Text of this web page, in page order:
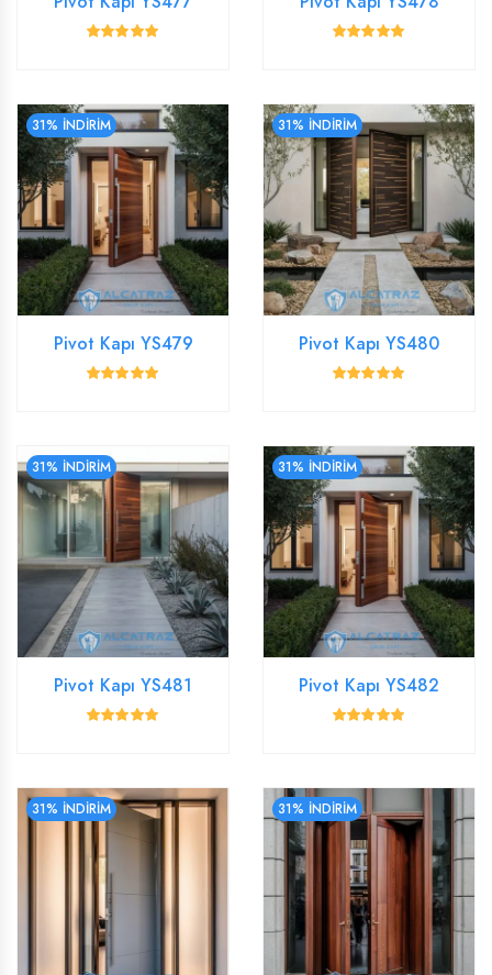
31% İNDİRİM
Pivot Kapı YS479
31% İNDİRİM
Pivot Kapı YS480
31% İNDİRİM
Pivot Kapı YS481
31% İNDİRİM
Pivot Kapı YS482
31% İNDİRİM 31% İNDİRİM